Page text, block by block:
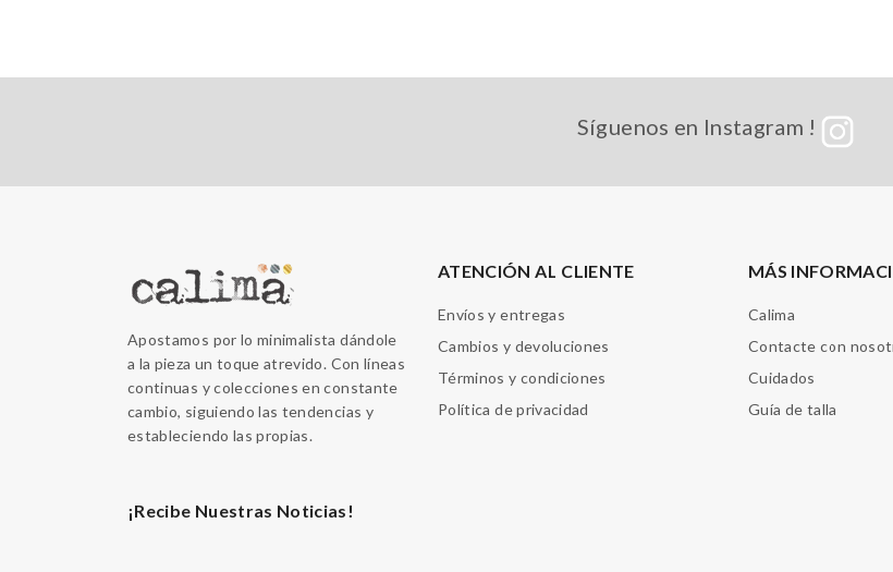
Síguenos en Instagram !
Apostamos por lo minimalista dándole
a la pieza un toque atrevido. Con líneas
continuas y colecciones en constante
cambio, siguiendo las tendencias y
estableciendo las propias.
ATENCIÓN AL CLIENTE
Envíos y entregas
Cambios y devoluciones
Términos y condiciones
Política de privacidad
MÁS
Calima
Contacte con
Cuidados
Guía de talla
¡Recibe Nuestras Noticias!